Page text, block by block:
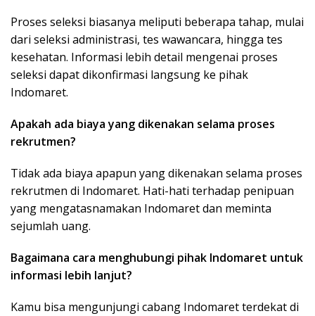
Proses seleksi biasanya meliputi beberapa tahap, mulai
dari seleksi administrasi, tes wawancara, hingga tes
kesehatan. Informasi lebih detail mengenai proses
seleksi dapat dikonfirmasi langsung ke pihak
Indomaret.
Apakah ada biaya yang dikenakan selama proses
rekrutmen?
Tidak ada biaya apapun yang dikenakan selama proses
rekrutmen di Indomaret. Hati-hati terhadap penipuan
yang mengatasnamakan Indomaret dan meminta
sejumlah uang.
Bagaimana cara menghubungi pihak Indomaret untuk
informasi lebih lanjut?
Kamu bisa mengunjungi cabang Indomaret terdekat di